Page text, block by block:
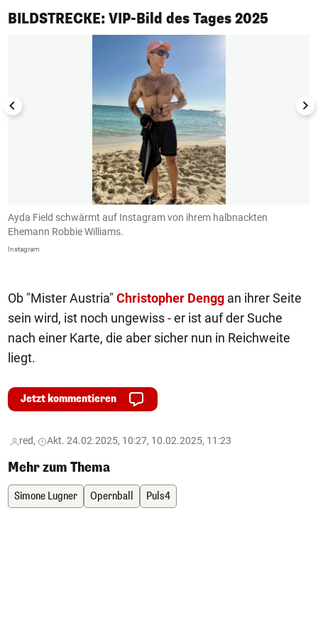
BILDSTRECKE: VIP-Bild des Tages 2025
1/50
Ayda Field schwärmt auf Instagram von ihrem halbnackten
Ehemann Robbie Williams.
Instagram
Ob "Mister Austria" Christopher Dengg an ihrer Seite
sein wird, ist noch ungewiss - er ist auf der Suche
nach einer Karte, die aber sicher nun in Reichweite
liegt.
Jetzt kommentieren
red, Akt. 24.02.2025, 10:27, 10.02.2025, 11:23
Mehr zum Thema
Simone Lugner Opernball Puls4